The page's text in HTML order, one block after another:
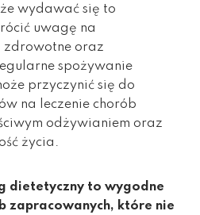
wydawać się to
uwagę na
zdrowotne oraz
spożywanie
przyczynić się do
na leczenie chorób
odżywianiem oraz
życia.
dietetyczny to wygodne
zapracowanych, które nie